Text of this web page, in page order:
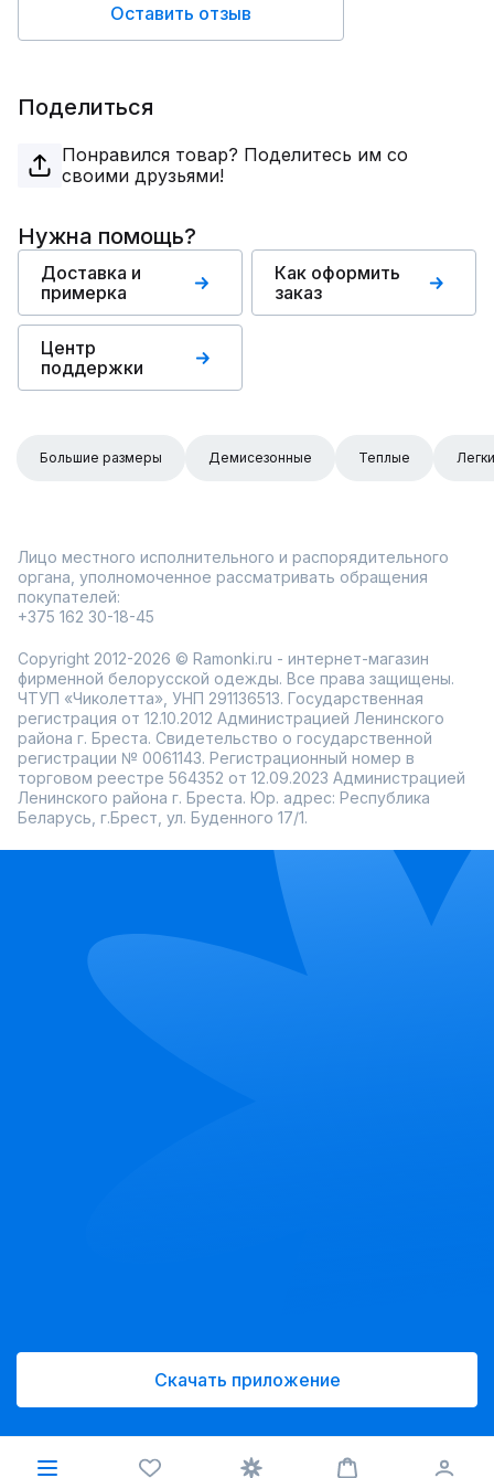
Оставить отзыв
Поделиться
Понравился товар? Поделитесь им со
своими друзьями!
Нужна помощь?
Доставка и
примерка
Как оформить
заказ
Центр
поддержки
Большие размеры Демисезонные Теплые
Лицо местного исполнительного и распорядительного
органа, уполномоченное рассматривать обращения
покупателей:
+375 162 30-18-45
Copyright 2012-2026 © Ramonki.ru - интернет-магазин
фирменной белорусской одежды. Все права защищены.
ЧТУП «Чиколетта», УНП 291136513. Государственная
регистрация от 12.10.2012 Администрацией Ленинского
района г. Бреста. Свидетельство о государственной
регистрации № 0061143. Регистрационный номер в
торговом реестре 564352 от 12.09.2023 Администрацией
Ленинского района г. Бреста. Юр. адрес: Республика
Беларусь, г.Брест, ул. Буденного 17/1.
Скачать приложение